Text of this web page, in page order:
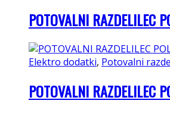
POTOVALNI RAZDELILEC
Elektro dodatki, Potovalni
POTOVALNI RAZDELILEC